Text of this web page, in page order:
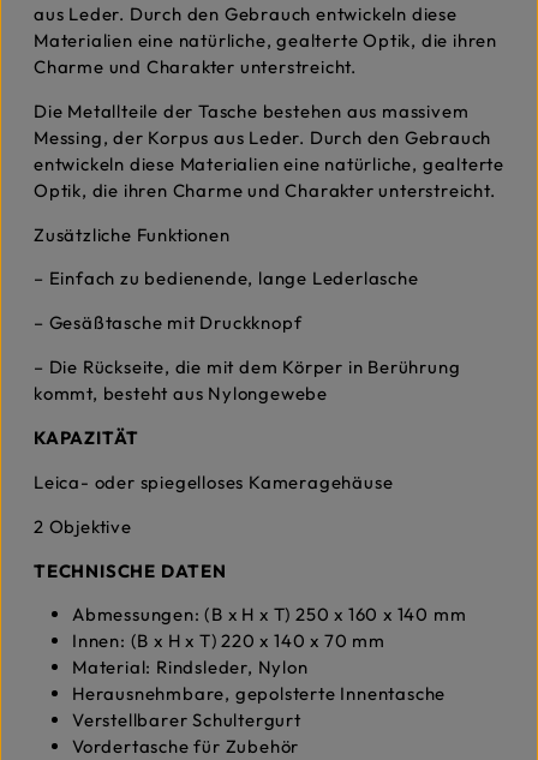
aus Leder. Durch den Gebrauch entwickeln diese
Materialien eine natürliche, gealterte Optik, die ihren
Charme und Charakter unterstreicht.
Die Metallteile der Tasche bestehen aus massivem
Messing, der Korpus aus Leder. Durch den Gebrauch
entwickeln diese Materialien eine natürliche, gealterte
Optik, die ihren Charme und Charakter unterstreicht.
Zusätzliche Funktionen
– Einfach zu bedienende, lange Lederlasche
– Gesäßtasche mit Druckknopf
– Die Rückseite, die mit dem Körper in Berührung
kommt, besteht aus Nylongewebe
KAPAZITÄT
Leica- oder spiegelloses Kameragehäuse
2 Objektive
TECHNISCHE DATEN
Abmessungen: (B x H x T) 250 x 160 x 140 mm
Innen: (B x H x T) 220 x 140 x 70 mm
Material: Rindsleder, Nylon
Herausnehmbare, gepolsterte Innentasche
Verstellbarer Schultergurt
Vordertasche für Zubehör